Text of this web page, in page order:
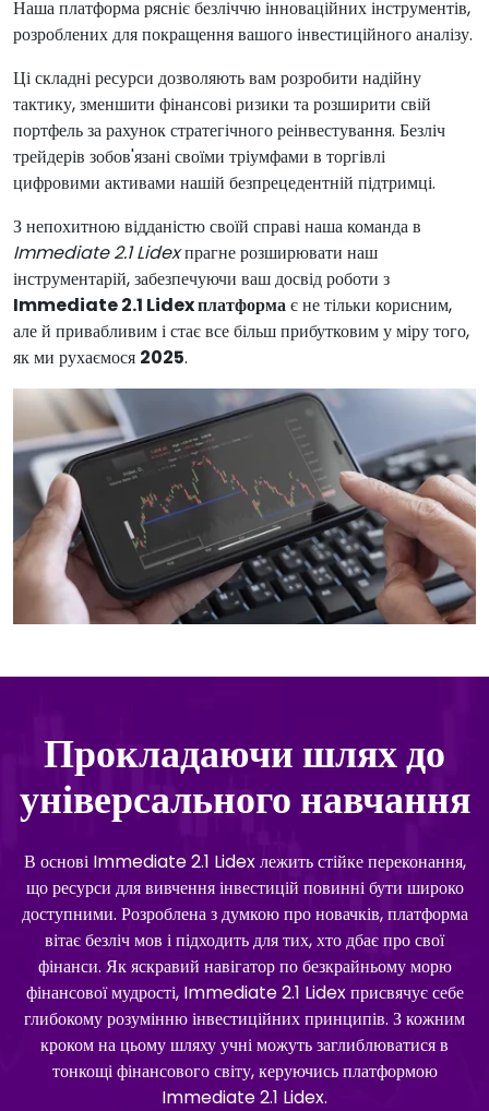
Наша платформа рясніє безліччю інноваційних інструментів,
розроблених для покращення вашого інвестиційного аналізу.
Ці складні ресурси дозволяють вам розробити надійну
тактику, зменшити фінансові ризики та розширити свій
портфель за рахунок стратегічного реінвестування. Безліч
трейдерів зобов'язані своїми тріумфами в торгівлі
цифровими активами нашій безпрецедентній підтримці.
З непохитною відданістю своїй справі наша команда в
Immediate 2.1 Lidexпрагне розширювати наш
інструментарій, забезпечуючи ваш досвід роботи з
Immediate 2.1 Lidex платформає не тільки корисним,
але й привабливим і стає все більш прибутковим у міру того,
як ми рухаємося 2025.
Прокладаючи шлях до
універсального навчання
В основі Immediate 2.1 Lidex лежить стійке переконання,
що ресурси для вивчення інвестицій повинні бути широко
доступними. Розроблена з думкою про новачків, платформа
вітає безліч мов і підходить для тих, хто дбає про свої
фінанси. Як яскравий навігатор по безкрайньому морю
фінансової мудрості, Immediate 2.1 Lidex присвячує себе
глибокому розумінню інвестиційних принципів. З кожним
кроком на цьому шляху учні можуть заглиблюватися в
тонкощі фінансового світу, керуючись платформою
Immediate 2.1 Lidex.